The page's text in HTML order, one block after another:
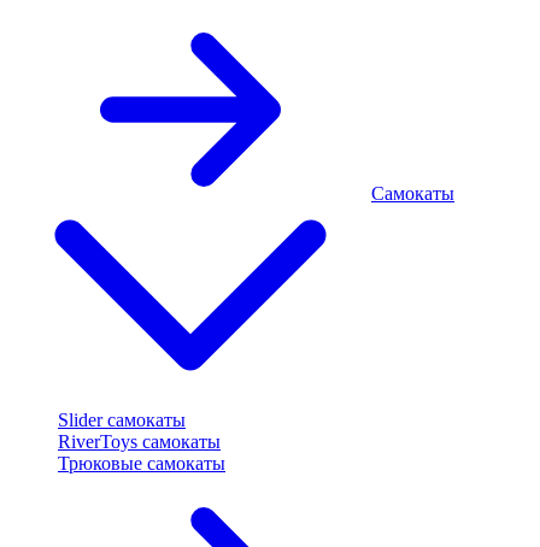
Самокаты
Slider самокаты
RiverToys самокаты
Трюковые самокаты